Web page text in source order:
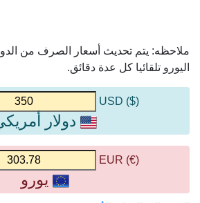
ملاحظه: يتم تحديث أسعار الصرف من
اليورو تلقائيا كل عدة دقائق.
($) USD
دولار
(€) EUR
يورو